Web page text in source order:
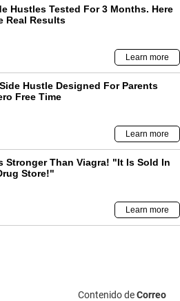
Contenido deCorreo